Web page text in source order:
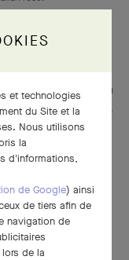
la technique du
sous les pierres
et leur éclat
– taillées en
une structure à
une alvéole en
la sélection des
le Serti
fois depuis 2006,
et technologies
du Site et la
Nous utilisons
la
d'informations,
de Google) ainsi
de tiers afin de
navigation de
de la